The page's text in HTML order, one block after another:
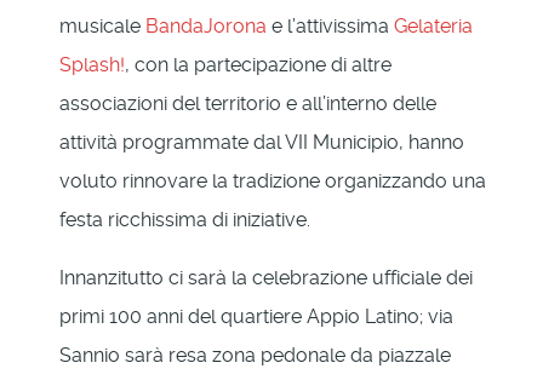
musicale BandaJorona e l’attivissima Gelateria
Splash!, con la partecipazione di altre
associazioni del territorio e all’interno delle
attività programmate dal VII Municipio, hanno
voluto rinnovare la tradizione organizzando una
festa ricchissima di iniziative.
Innanzitutto ci sarà la celebrazione ufficiale dei
primi 100 anni del quartiere Appio Latino; via
Sannio sarà resa zona pedonale da piazzale